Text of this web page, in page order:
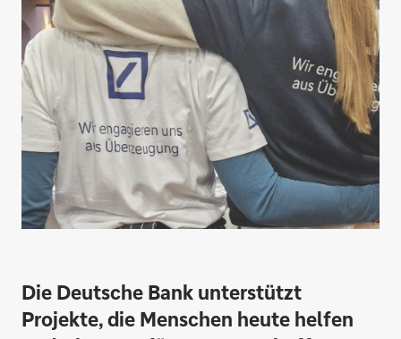
Die Deutsche Bank unterstützt
Projekte, die Menschen heute helfen